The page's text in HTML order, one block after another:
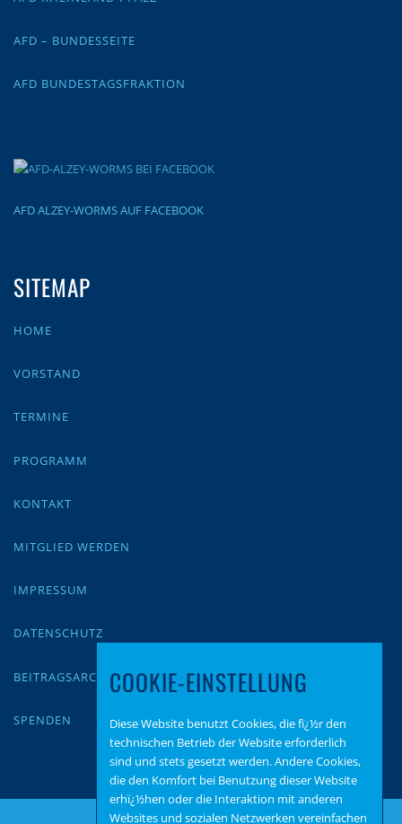
AFD – BUNDESSEITE
AFD BUNDESTAGSFRAKTION
AFD ALZEY-WORMS AUF FACEBOOK
SITEMAP
HOME
VORSTAND
TERMINE
PROGRAMM
KONTAKT
MITGLIED WERDEN
IMPRESSUM
DATENSCHUTZ
BEITRAGSARCHIV
SPENDEN
COOKIE-EINSTELLUNG
Diese Website benutzt Cookies, die fï¿½r den
technischen Betrieb der Website erforderlich
sind und stets gesetzt werden. Andere Cookies,
die den Komfort bei Benutzung dieser Website
erhï¿½hen oder die Interaktion mit anderen
Websites und sozialen Netzwerken vereinfachen